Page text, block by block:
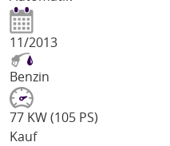
11/2013
Benzin
77 KW (105 PS)
Kauf